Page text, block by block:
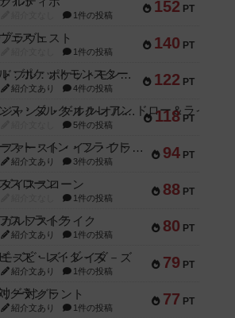
152 PT
1件の投稿
140 PT
ブラヴェスト
1件の投稿
122 PT
ドブル：ポケットモンスター
紹介文あり 4件の投稿
118 PT
ジャンヌ・ダルク-オルレアン ドロー＆ライト
5件の投稿
94 PT
ファースト・イン・フライト
紹介文あり 3件の投稿
88 PT
ダイススローン
1件の投稿
80 PT
ガルフストライク
紹介文あり 1件の投稿
79 PT
モズビ－ズ・レイダ－ズ
紹介文あり 1件の投稿
77 PT
リー対グラント
紹介文あり 1件の投稿